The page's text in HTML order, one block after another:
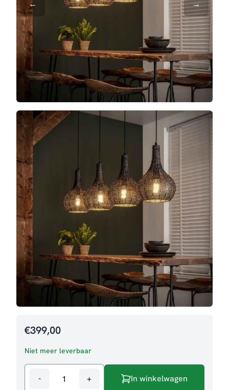
€399,00
Niet meer leverbaar
-
Hanglamp
+ In winkelwagen